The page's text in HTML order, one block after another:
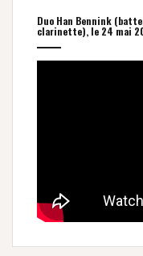
Duo Han Bennink
clarinette), le 24 mai